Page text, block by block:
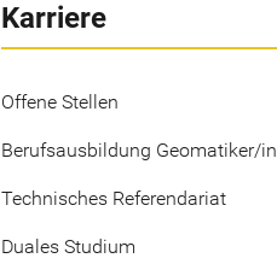
Karriere
Offene Stellen
Berufsausbildung Geomatiker/in
Technisches Referendariat
Duales Studium